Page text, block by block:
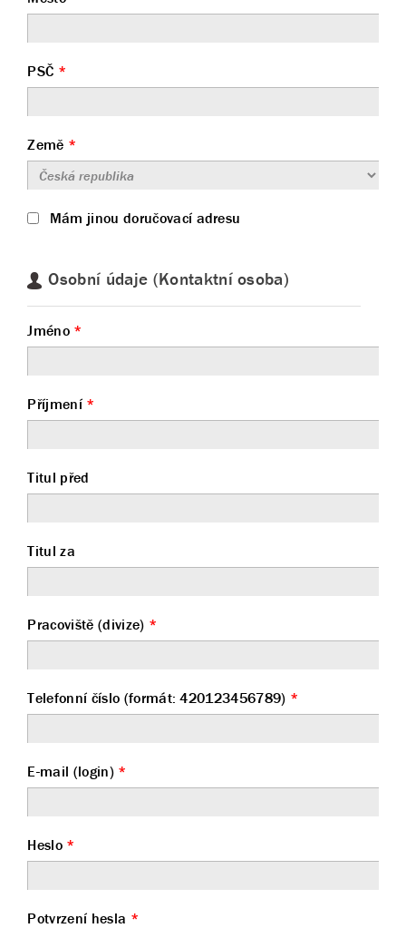
PSČ *
Země *
Mám jinou doručovací adresu
Osobní údaje (Kontaktní osoba)
Jméno *
Příjmení *
Titul před
Titul za
Pracoviště (divize) *
Telefonní číslo (formát: 420123456789) *
E-mail (login) *
Heslo *
Potvrzení hesla *